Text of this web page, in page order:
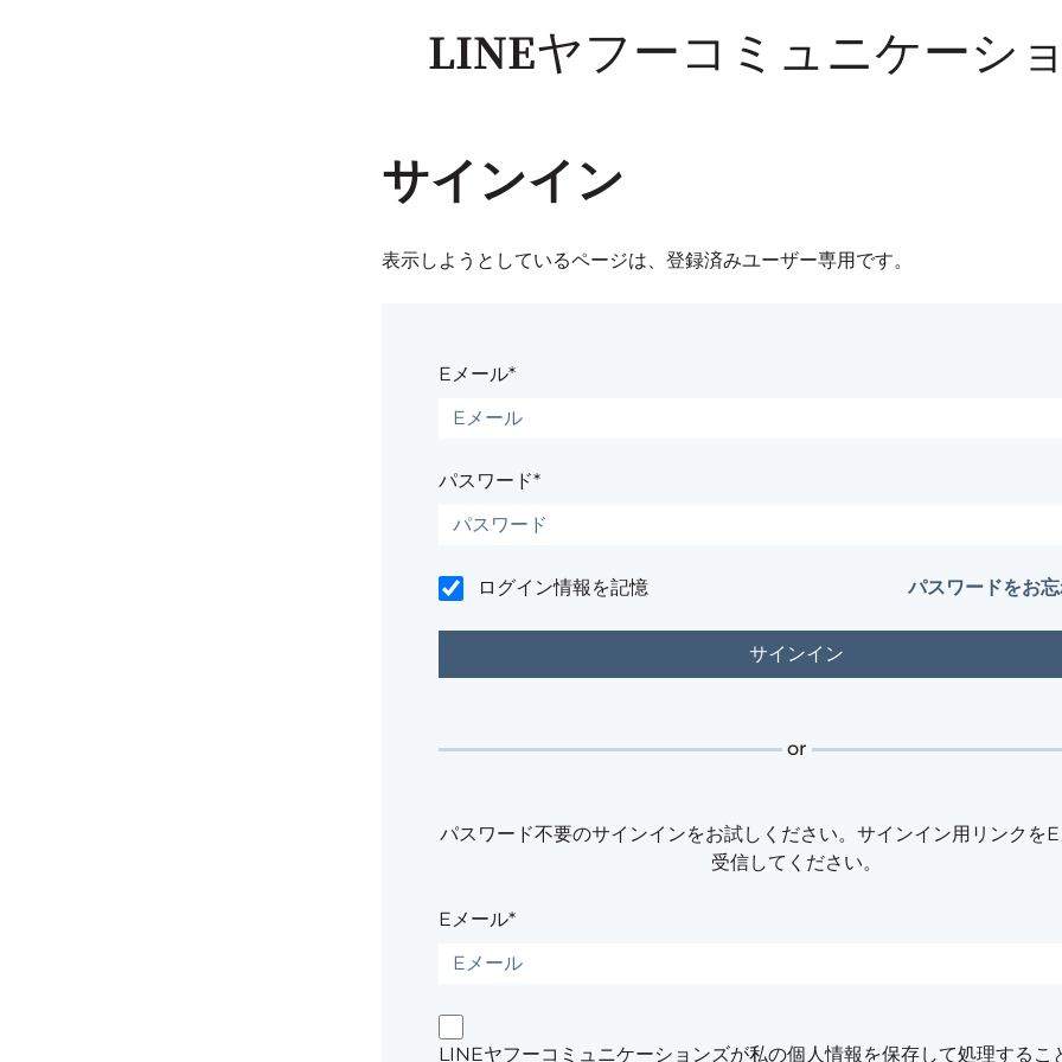
LINEヤフーコミュニケーシ
サインイン
表示しようとしているページは、登録済みユーザー専用です。
Eメール*
パスワード*
ログイン情報を記憶 パスワードをお
or
パスワード不要のサインインをお試しください。サインイン用リンクを
受信してください。
Eメール*
LINEヤフーコミュニケーションズが私の個人情報を保存して処理するこ